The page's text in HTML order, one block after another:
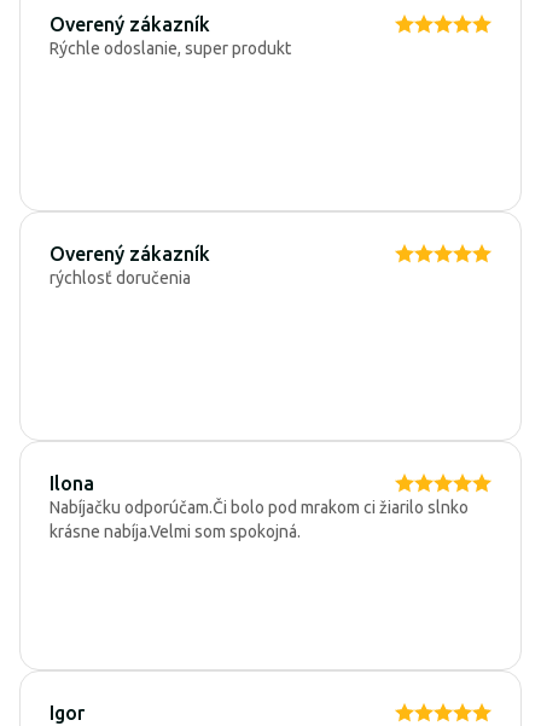
Overený zákazník
Rýchle odoslanie, super produkt
Overený zákazník
rýchlosť doručenia
Ilona
Nabíjačku odporúčam.Či bolo pod mrakom ci žiarilo slnko
krásne nabíja.Velmi som spokojná.
Igor